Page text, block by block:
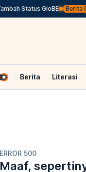
Status GloBE Berita
Berita Literasi
ERROR 500
Maaf,